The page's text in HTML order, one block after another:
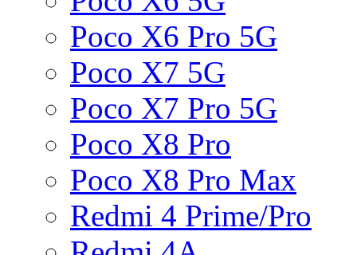
Poco X6 Pro 5G
Poco X7 5G
Poco X7 Pro 5G
Poco X8 Pro
Poco X8 Pro Max
Redmi 4 Prime/Pro